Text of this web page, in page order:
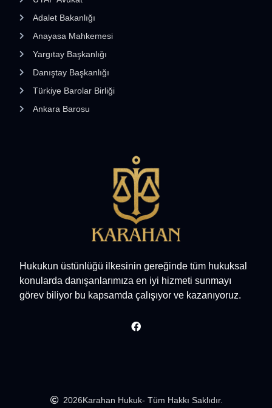
Hukukun üstünlüğü ilkesinin gereğinde tüm hukuksal
konularda danışanlarımıza en iyi hizmeti sunmayı
görev biliyor bu kapsamda çalışıyor ve kazanıyoruz.
Adalet Bakanlığı
Anayasa Mahkemesi
Yargıtay Başkanlığı
Danıştay Başkanlığı
Türkiye Barolar Birliği
Ankara Barosu
2026Karahan Hukuk- Tüm Hakkı Saklıdır.